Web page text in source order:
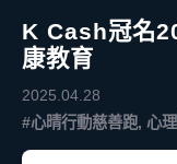
K Cash冠名
康教育
2025.04.28
#心晴行動慈善跑, 心